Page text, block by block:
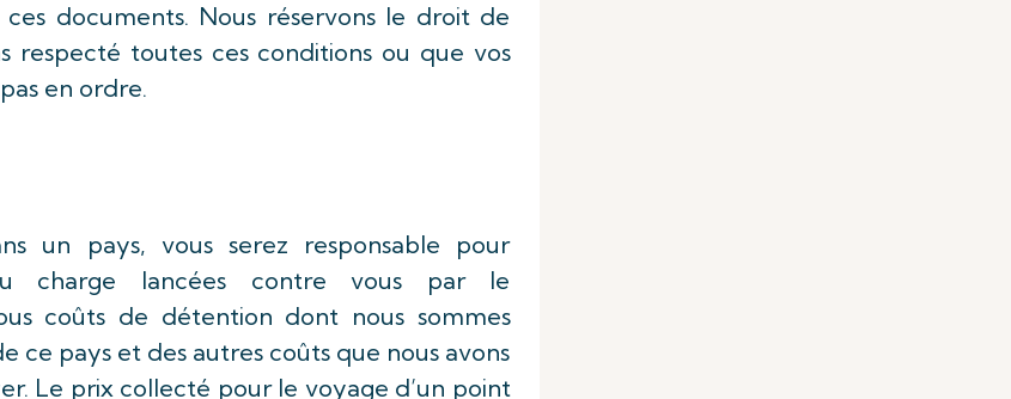
documents. Nous réservons le droit de
respecté toutes ces conditions ou que vos
en ordre.
un pays, vous serez responsable pour
charge lancées contre vous par le
coûts de détention dont nous sommes
ce pays et des autres coûts que nous avons
Le prix collecté pour le voyage d’un point